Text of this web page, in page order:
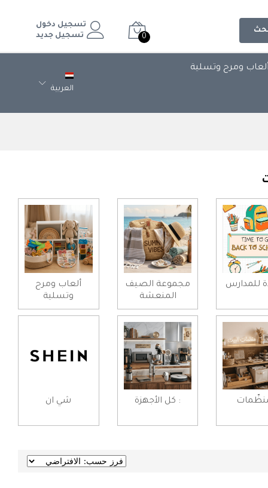
0
تسجيل دخول
تسجيل جديد
ألعاب ومرح وتسلية
العربية
للمدارس
مجموعة الصيف
المنعشة
ألعاب ومرح
وتسلية
: كل الأجهزة شي ان